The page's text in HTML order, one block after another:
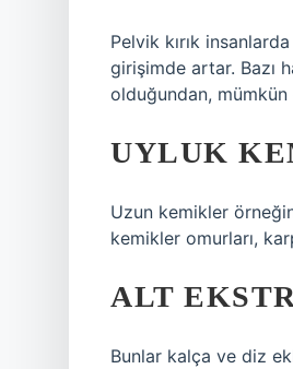
Pelvik kırık
girişimde artar. Bazı
olduğundan,
UYLUK
Uzun kemikler
kemikler omurları,
ALT
Bunlar kalça ve diz